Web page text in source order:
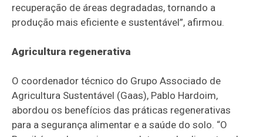
recuperação de áreas degradadas, tornando a
produção mais eficiente e sustentável”, afirmou.
Agricultura regenerativa
O coordenador técnico do Grupo Associado de
Agricultura Sustentável (Gaas), Pablo Hardoim,
abordou os benefícios das práticas regenerativas
para a segurança alimentar e a saúde do solo. “O